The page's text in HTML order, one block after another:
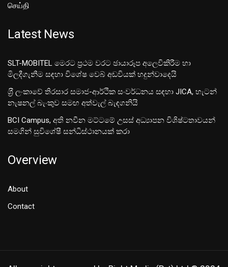
செய்தி
Latest News
SLT-MOBITEL මෙරට ප්‍රථම වරට ඡායාරූප අලෙවිකිරීම හා
මිලදීගැනීම සඳහා විශේෂ වෙබ් අඩවියක් හදුන්වාදෙයි
ශ‍්‍රී ලංකාවේ තිරසාර සමාජ-ආර්ථික සංවර්ධනය සඳහා JICA, හැටන්
නැෂනල් බැංකුව සමඟ අත්වැල් බැඳගනියි
BCI Campus, අති නවීන මට්ටමේ උසස් අධ්‍යාපන විශිෂ්ටතාවයන්
සමගින් සුවිශේෂී සන්ධිස්ථානයක් කරා
Overview
About
Contact